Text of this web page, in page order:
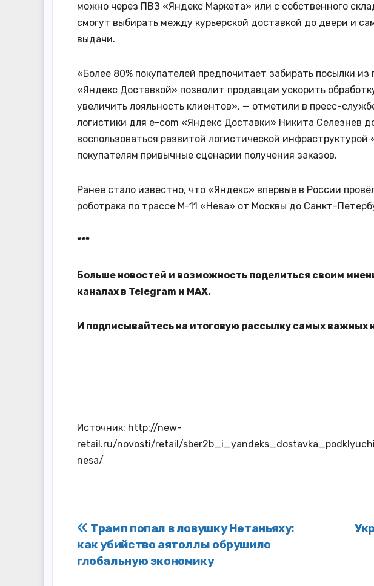
можно через ПВЗ «Яндекс Маркета» или с собственного
смогут выбирать между курьерской доставкой до двери и
выдачи.
«Более 80% покупателей предпочитает забирать посылки
«Яндекс Доставкой» позволит продавцам ускорить
увеличить лояльность клиентов», — отметили в пресс-
логистики для e-com «Яндекс Доставки» Никита Селезнев
воспользоваться развитой логистической
покупателям привычные сценарии получения заказов.
Ранее стало известно, что «Яндекс» впервые в России
роботрака по трассе М-11 «Нева» от Москвы до Санкт-
***
Больше новостей и возможность поделиться своим
каналах в Telegram и MAX.
И подписывайтесь на итоговую рассылку самых важных
Источник: http://new-
retail.ru/novosti/retail/
nesa/
Навигация
по
Трамп попал в ловушку Нетаньяху:
как убийство аятоллы обрушило
глобальную экономику